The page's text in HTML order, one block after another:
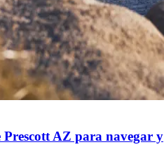
Prescott AZ para navegar y